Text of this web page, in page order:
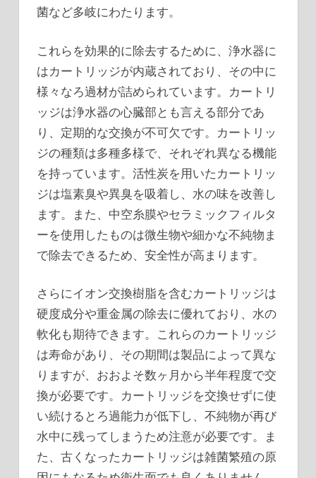
菌など多岐にわたります。
これらを効果的に除去するために、浄水器に
はカートリッジが内蔵されており、その中に
様々なろ過材が詰められています。カートリ
ッジは浄水器の心臓部とも言える部分であ
り、定期的な交換が不可欠です。カートリッ
ジの種類は多種多様で、それぞれ異なる機能
を持っています。活性炭を用いたカートリッ
ジは塩素臭や異臭を吸着し、水の味を改善し
ます。また、中空糸膜やセラミックフィルタ
ーを使用したものは微生物や細かな不純物ま
で除去できるため、安全性が高まります。
さらにイオン交換樹脂を含むカートリッジは
硬度成分や重金属の除去に優れており、水の
軟化も期待できます。これらのカートリッジ
は寿命があり、その期間は製品によって異な
りますが、おおよそ数ヶ月から半年程度で交
換が必要です。カートリッジを交換せずに使
い続けるとろ過能力が低下し、不純物が再び
水中に残ってしまうため注意が必要です。ま
た、古くなったカートリッジは雑菌繁殖の原